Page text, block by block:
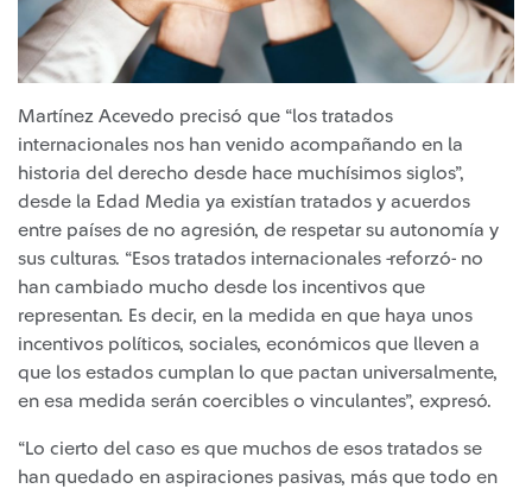
Martínez Acevedo precisó que “los tratados
internacionales nos han venido acompañando en la
historia del derecho desde hace muchísimos siglos”,
desde la Edad Media ya existían tratados y acuerdos
entre países de no agresión, de respetar su autonomía y
sus culturas. “Esos tratados internacionales -reforzó- no
han cambiado mucho desde los incentivos que
representan. Es decir, en la medida en que haya unos
incentivos políticos, sociales, económicos que lleven a
que los estados cumplan lo que pactan universalmente,
en esa medida serán coercibles o vinculantes”, expresó.
“Lo cierto del caso es que muchos de esos tratados se
han quedado en aspiraciones pasivas, más que todo en